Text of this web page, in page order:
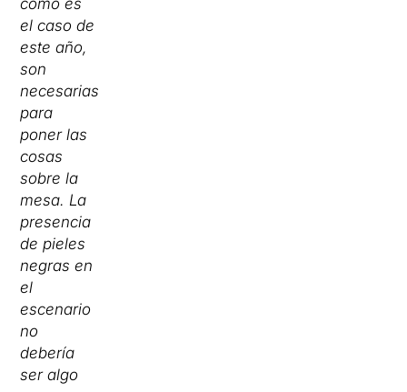
como es
el caso de
este año,
son
necesarias
para
poner las
cosas
sobre la
mesa. La
presencia
de pieles
negras en
el
escenario
no
debería
ser algo